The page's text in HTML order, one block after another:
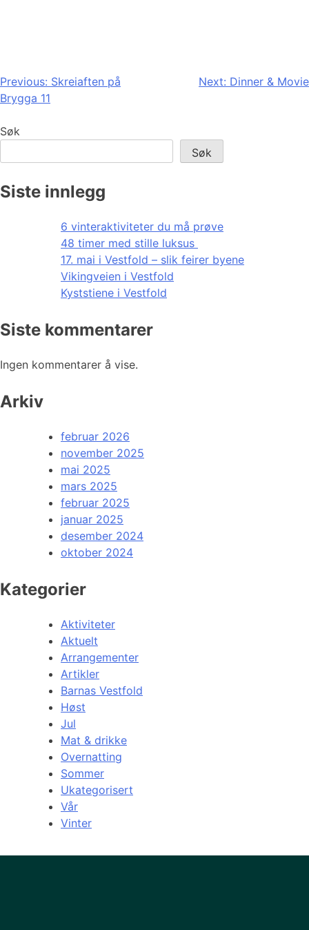
Innleggsnavigasjon
Previous: Skreiaften på
Brygga 11
Next: Dinner & Movie
Søk
Søk
Siste innlegg
6 vinteraktiviteter du må prøve
48 timer med stille luksus
17. mai i Vestfold – slik feirer byene
Vikingveien i Vestfold
Kyststiene i Vestfold
Siste kommentarer
Ingen kommentarer å vise.
Arkiv
februar 2026
november 2025
mai 2025
mars 2025
februar 2025
januar 2025
desember 2024
oktober 2024
Kategorier
Aktiviteter
Aktuelt
Arrangementer
Artikler
Barnas Vestfold
Høst
Jul
Mat & drikke
Overnatting
Sommer
Ukategorisert
Vår
Vinter